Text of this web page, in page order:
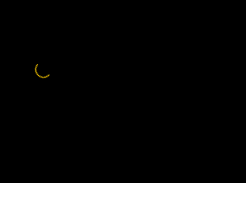
Видео
проигрыватель